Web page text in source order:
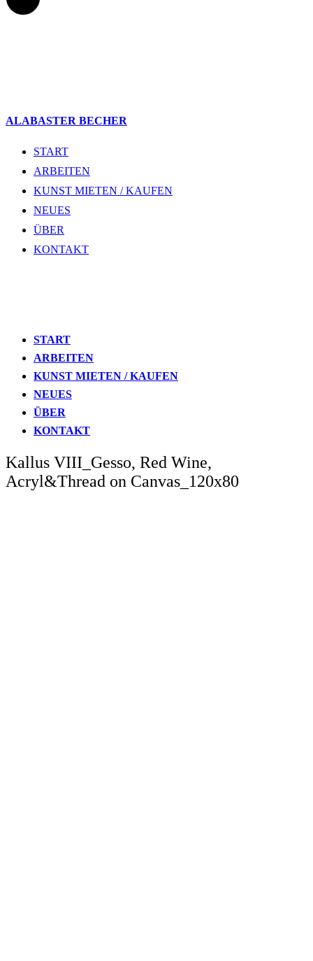
ALABASTER BECHER
START
ARBEITEN
KUNST MIETEN / KAUFEN
NEUES
ÜBER
KONTAKT
START
ARBEITEN
KUNST MIETEN / KAUFEN
NEUES
ÜBER
KONTAKT
Kallus VIII_Gesso, Red Wine,
Acryl&Thread on Canvas_120x80